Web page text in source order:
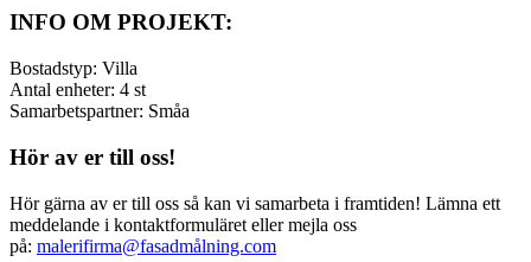
INFO OM PROJEKT:
Bostadstyp: Villa
Antal enheter: 4 st
Samarbetspartner: Småa
Hör av er till oss!
Hör gärna av er till oss så kan vi samarbeta i framtiden! Lämna ett
meddelande i kontaktformuläret eller mejla oss
på: malerifirma@fasadmålning.com